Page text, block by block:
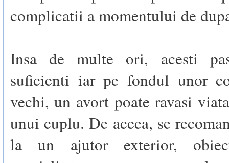
complicatii a momentului de
Insa de multe ori, acesti
suficienti iar pe fondul unor
vechi, un avort poate ravasi
unui cuplu. De aceea, se
la un ajutor exterior,